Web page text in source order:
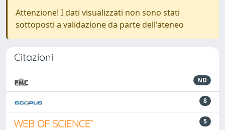
Attenzione! I dati visualizzati non sono stati
sottoposti a validazione da parte dell'ateneo
Citazioni
ND
8
5